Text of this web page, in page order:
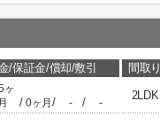
/保証金/償却/敷引 間取り
ヶ
月
/0ヶ月 / - / -
2LDK